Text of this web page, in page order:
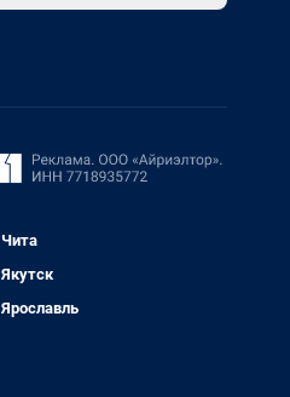
Чита
Якутск
Ярославль